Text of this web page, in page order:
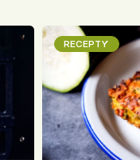
RECEPTY